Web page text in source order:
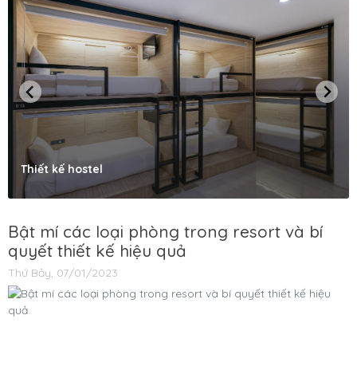
Thiết kế hostel
Bật mí các loại phòng trong resort và bí
quyết thiết kế hiệu quả
Thứ Bảy, 07/01/2023